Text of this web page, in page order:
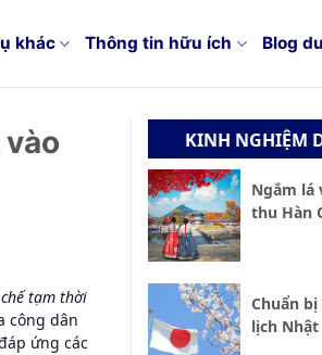
khác Thông tin hữu ích Blog
tạm thời
công dân
ứng các
KINH NGHIỆM
Ngắm lá
thu Hàn
Chuẩn
lịch Nhật